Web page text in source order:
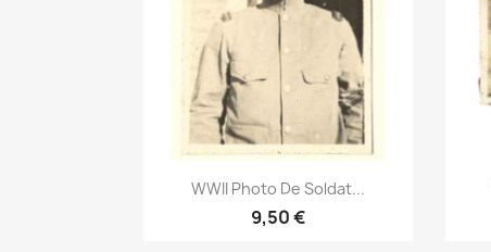
Aperçu rapide
WWII Photo De Soldat...
9,50 €